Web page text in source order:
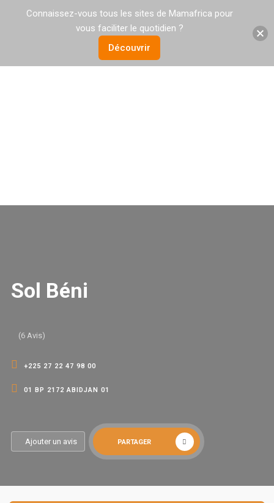
Sol Béni
(6 Avis)
+225 27 22 47 98 00
01 BP 2172 ABIDJAN 01
Ajouter un avis PARTAGER
Connaissez-vous tous les sites de Mamafrica pour
vous faciliter le quotidien ?
Découvrir